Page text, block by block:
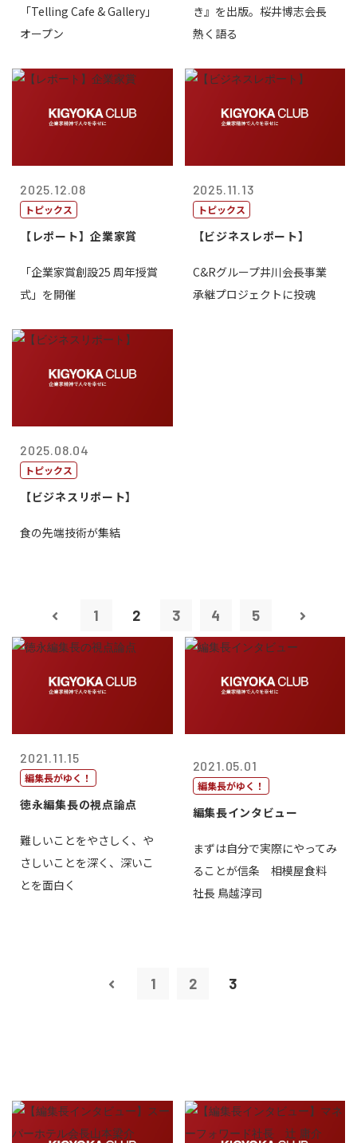
「Telling Cafe & Gallery」
オープン
き』を出版。桜井博志会長
熱く語る
2025.12.08
トピックス
【レポート】企業家賞
「企業家賞創設25 周年授賞
式」を開催
2025.11.13
トピックス
【ビジネスレポート】
C&Rグループ井川会長事業
承継プロジェクトに投魂
2025.08.04
トピックス
【ビジネスリポート】
食の先端技術が集結
1 2 3 4 5
2021.11.15
編集長がゆく！
徳永編集長の視点論点
難しいことをやさしく、や
さしいことを深く、深いこ
とを面白く
2021.05.01
編集長がゆく！
編集長インタビュー
まずは自分で実際にやってみ
ることが信条 相模屋食料
社長 鳥越淳司
1 2 3